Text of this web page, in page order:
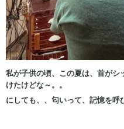
私が子供の頃、この夏は、首がシ
けたけどな～。。
にしても、、匂いって、記憶を呼